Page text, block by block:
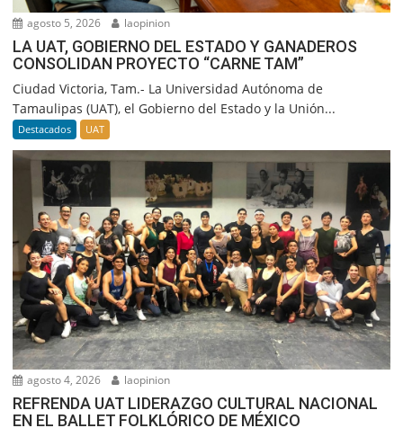
agosto 5, 2026 laopinion
LA UAT, GOBIERNO DEL ESTADO Y GANADEROS
CONSOLIDAN PROYECTO “CARNE TAM”
Ciudad Victoria, Tam.- La Universidad Autónoma de
Tamaulipas (UAT), el Gobierno del Estado y la Unión...
Destacados UAT
agosto 4, 2026 laopinion
REFRENDA UAT LIDERAZGO CULTURAL NACIONAL
EN EL BALLET FOLKLÓRICO DE MÉXICO